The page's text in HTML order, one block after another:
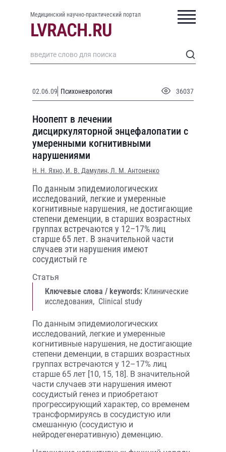
Медицинский научно-практический портал
02.06.09 Психоневрология 36037
Ноопепт в лечении
дисциркуляторной энцефалопатии с
умеренными когнитивными
нарушениями
Н. Н. Яхно, И. В. Дамулин, Л. М. Антоненко
По данным эпидемиологических
исследований, легкие и умеренные
когнитивные нарушения, не достигающие
степени деменции, в старших возрастных
группах встречаются у 12–17% лиц
старше 65 лет. В значительной части
случаев эти нарушения имеют
сосудистый ге
Статья
Ключевые слова / keywords: Клинические
исследования, Clinical study
По данным эпидемиологических
исследований, легкие и умеренные
когнитивные нарушения, не достигающие
степени деменции, в старших возрастных
группах встречаются у 12–17% лиц
старше 65 лет [10, 15, 18]. В значительной
части случаев эти нарушения имеют
сосудистый генез и приобретают
прогрессирующий характер, со временем
трансформируясь в сосудистую или
смешанную (сосудистую и
нейродегенеративную) деменцию.